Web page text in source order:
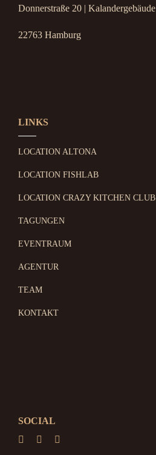
Donnerstraße 20 | Kalandergebäude
22763 Hamburg
LINKS
LOCATION ALTONA
LOCATION FISHLAB
LOCATION CRAZY KITCHEN CLUB
TAGUNGEN
EVENTRAUM
AGENTUR
TEAM
KONTAKT
SOCIAL